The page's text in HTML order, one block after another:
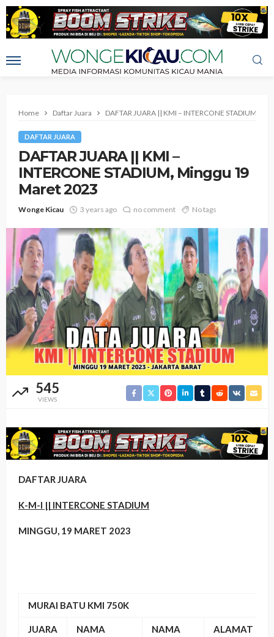
Home Daftar Juara DAFTAR JUARA || KMI – INTERCONE STADIUM,
DAFTAR JUARA
DAFTAR JUARA || KMI –
INTERCONE STADIUM, Minggu 19
Maret 2023
Wonge Kicau 3 years ago no comment No tags
545
VIEWS
DAFTAR JUARA
K-M-I || INTERCONE STADIUM
MINGGU, 19 MARET 2023
MURAI BATU KMI 750K
JUARA
NAMA
NAMA
ALAMAT